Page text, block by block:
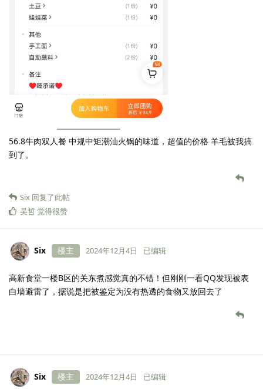
56.8牛肉双人餐 中规中矩潮汕火锅的味道，超值的价格 羊毛被我搞
到了。
Six 回复了此帖
吴哲觉得很赞
Six 楼主 2024年12月4日 已编辑
高新食堂一楼B区的关东煮感觉真的不错！但刚刚一看QQ发现被表
白墙避雷了，据说是把被鉴定为没有热透的食物又放回去了
Six 楼主 2024年12月4日 已编辑